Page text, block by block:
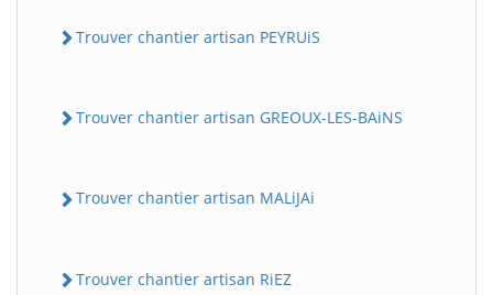
Trouver chantier artisan PEYRUiS
Trouver chantier artisan GREOUX-LES-BAiNS
Trouver chantier artisan MALiJAi
Trouver chantier artisan RiEZ